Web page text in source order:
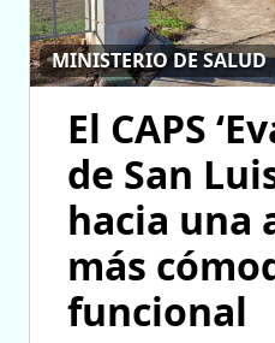
MINISTERIO DE SALUD
El CAPS
de San
hacia una
más
funcional